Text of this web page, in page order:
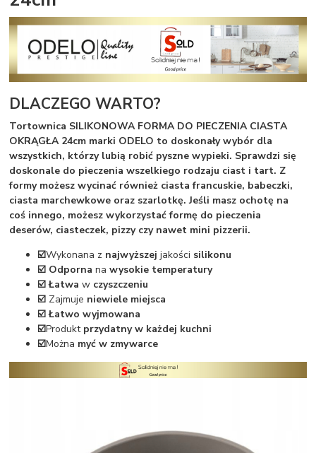
DLACZEGO WARTO?
Tortownica SILIKONOWA FORMA DO PIECZENIA CIASTA
OKRĄGŁA 24cm marki ODELO to doskonały wybór dla
wszystkich, którzy lubią robić pyszne wypieki. Sprawdzi się
doskonale do pieczenia wszelkiego rodzaju ciast i tart. Z
formy możesz wycinać również ciasta francuskie, babeczki,
ciasta marchewkowe oraz szarlotkę. Jeśli masz ochotę na
coś innego, możesz wykorzystać formę do pieczenia
deserów, ciasteczek, pizzy czy nawet mini pizzerii.
☑️Wykonana z najwyższej jakości silikonu
☑️ Odporna nawysokie temperatury
☑️ Łatwa w czyszczeniu
☑️ Zajmuje niewiele miejsca
☑️ Łatwo wyjmowana
☑️Produkt przydatny w każdej kuchni
☑️Można myć w zmywarce